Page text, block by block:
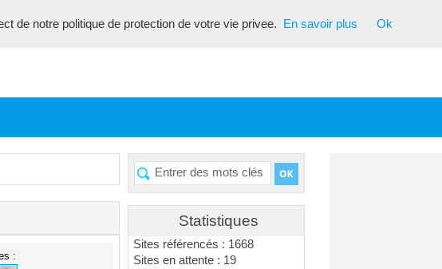
Statistiques
Sites référencés : 1668
Sites en attente : 19
:
de notre politique de protection de votre vie privee. En savoir plus Ok